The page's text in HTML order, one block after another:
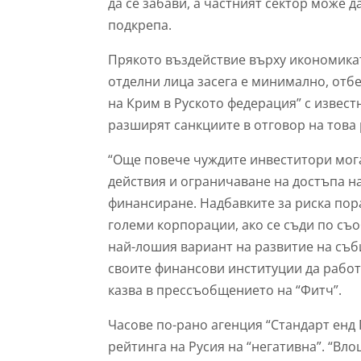
подкрепа.
Прякото въздействие върху
отделни лица засега е минимално,
на Крим в Руското федерация” с
разширят санкциите в отговор на
“Още повече чуждите инвеститори
действия и ограничаване на достъпа
финансиране. Надбавките за риска
големи корпорации, ако се съди по
най-лошия вариант на развитие на
своите финансови институции да
казва в прессъобщението на “Фитч”.
Часове по-рано агенция “Стандарт
рейтинга на Русия на “негативна”.